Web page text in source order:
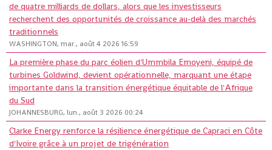
de quatre milliards de dollars, alors que les investisseurs
recherchent des opportunités de croissance au-delà des marchés
traditionnels
WASHINGTON, mar., août 4 2026 16:59
La première phase du parc éolien d'Ummbila Emoyeni, équipé de
turbines Goldwind, devient opérationnelle, marquant une étape
importante dans la transition énergétique équitable de l'Afrique
du Sud
JOHANNESBURG, lun., août 3 2026 00:24
Clarke Energy renforce la résilience énergétique de Capraci en Côte
d'Ivoire grâce à un projet de trigénération